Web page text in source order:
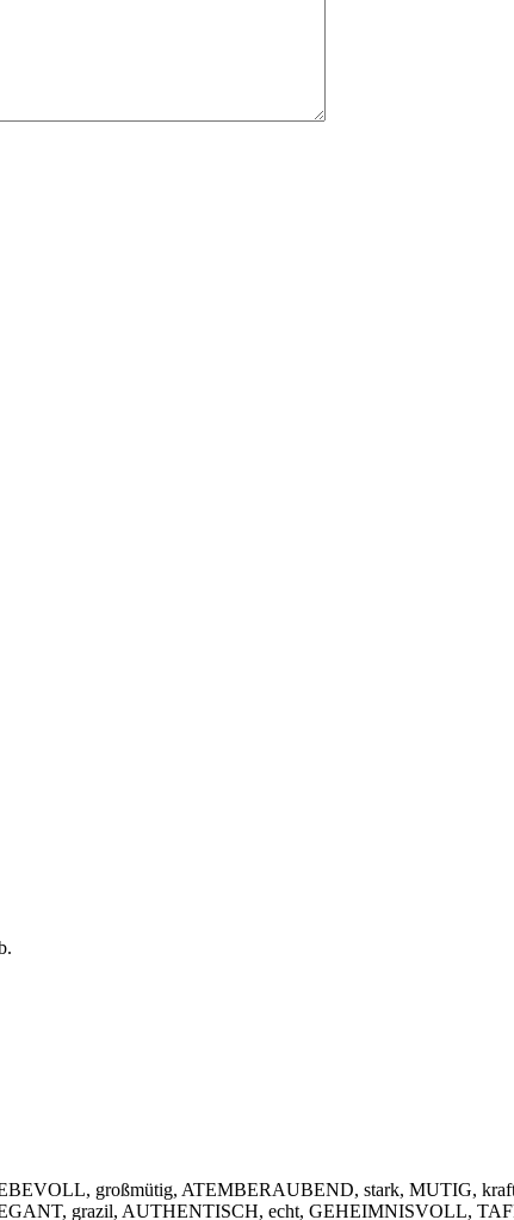
großmütig, ATEMBERAUBEND, stark, MUTIG,
grazil, AUTHENTISCH, echt, GEHEIMNISVOLL,